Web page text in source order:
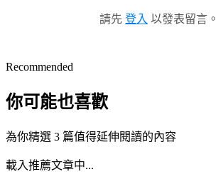
請先 登入 以發表留言。
Recommended
你可能也喜歡
為你精選 3 篇值得延伸閱讀的內容
載入推薦文章中...